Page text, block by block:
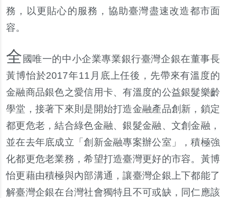
務，以更貼心的服務，協助臺灣盡速改造都市面
容。
全 國唯一的中小企業專業銀行臺灣企銀在董事長
黃博怡於2017年11月底上任後，先帶來有溫 度的
金融商品銀色之愛信用卡、有溫度的公益銀髮樂齡
學堂，接著下來則是開始打造金融產品創新，鎖定
都更危老，結合綠色金融、銀髮金融、文創金融，
並在去年底成立「創新金融專案辦公室」，積極強
化都更危老業務，希望打造臺灣更好的市容。 黃博
怡更藉由積極與內部溝通，讓臺灣企銀上下都能了
解臺灣企銀在台灣社會獨特且不可或缺，同仁應該